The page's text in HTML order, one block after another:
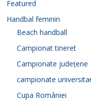
Featured
Handbal feminin
Beach handball
Campionat tineret
Campionate județene
campionate
Cupa României